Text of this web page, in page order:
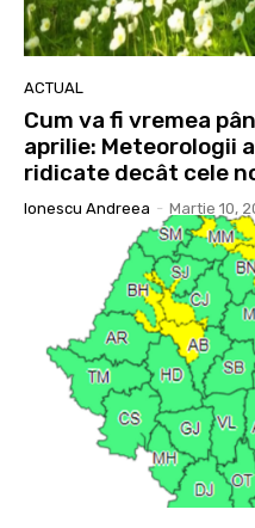
ACTUAL
Cum va fi vremea
aprilie: Meteorologii
ridicate decât cele
Ionescu Andreea - Martie 10,